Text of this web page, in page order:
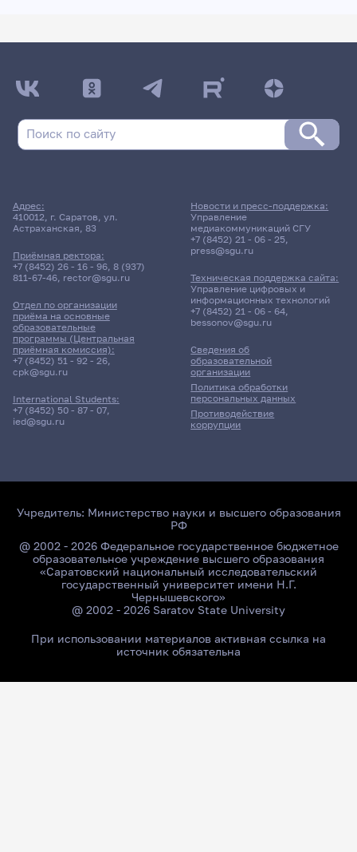
Адрес:
410012, г. Саратов, ул.
Астраханская, 83
Приёмная ректора:
+7 (8452) 26 - 16 - 96, 8 (937)
811-67-46, rector@sgu.ru
Отдел по организации
приёма на основные
образовательные
программы (Центральная
приёмная комиссия):
+7 (8452) 51 - 92 - 26,
cpk@sgu.ru
International Students:
+7 (8452) 50 - 87 - 07,
ied@sgu.ru
Сведения об
образовательной
организации
Политика обработки
персональных данных
Противодействие
коррупции
Новости и пресс-поддержка:
Управление
медиакоммуникаций СГУ
+7 (8452) 21 - 06 - 25,
press@sgu.ru
Техническая поддержка сайта:
Управление цифровых и
информационных технологий
+7 (8452) 21 - 06 - 64,
bessonov@sgu.ru
Учредитель: Министерство науки и высшего образования
РФ
@ 2002 - 2026 Федеральное государственное бюджетное
образовательное учреждение высшего образования
«Саратовский национальный исследовательский
государственный университет имени Н.Г.
Чернышевского»
@ 2002 - 2026 Saratov State University
При использовании материалов активная ссылка на
источник обязательна